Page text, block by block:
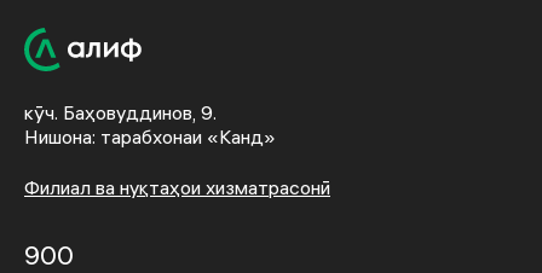
кӯч. Баҳовуддинов, 9.
Нишона: тарабхонаи «Канд»
Филиал ва нуқтаҳои хизматрасонӣ
900